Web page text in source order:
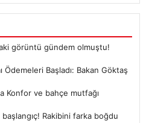
görüntü gündem olmuştu!
Ödemeleri Başladı: Bakan Göktaş
Konfor ve bahçe mutfağı
Rakibini farka boğdu